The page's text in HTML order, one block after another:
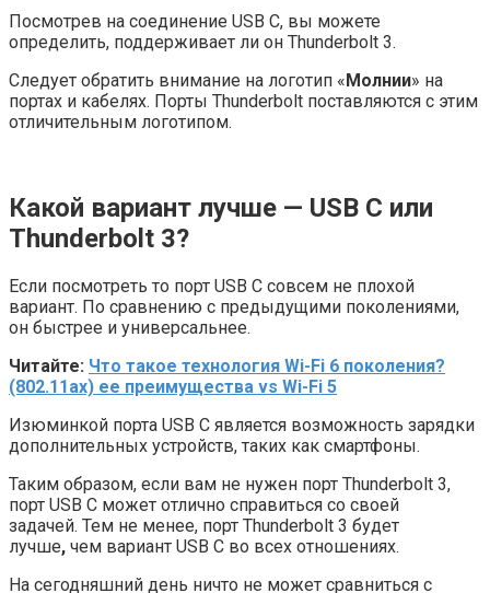
Посмотрев на соединение USB C, вы можете
определить, поддерживает ли он Thunderbolt 3.
Следует обратить внимание на логотип « Молнии» на
портах и кабелях. Порты Thunderbolt поставляются с этим
отличительным логотипом.
Какой вариант лучше — USB C или
Thunderbolt 3?
Если посмотреть то порт USB C совсем не плохой
вариант. По сравнению с предыдущими поколениями,
он быстрее и универсальнее.
Читайте: Что такое технология Wi-Fi 6 поколения?
(802.11ax) ее преимущества vs Wi-Fi 5
Изюминкой порта USB C является возможность зарядки
дополнительных устройств, таких как смартфоны.
Таким образом, если вам не нужен порт Thunderbolt 3,
порт USB C может отлично справиться со своей
задачей. Тем не менее, порт Thunderbolt 3 будет
лучше, чем вариант USB C во всех отношениях.
На сегодняшний день ничто не может сравниться с